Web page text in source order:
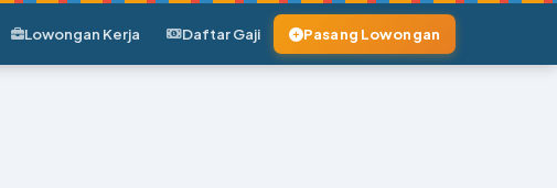
Lowongan Kerja Daftar Gaji Pasang Lowongan